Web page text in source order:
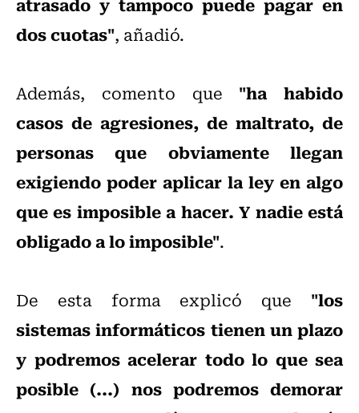
dos cuotas", añadió.
Además, comento que "ha habido
casos de agresiones, de maltrato, de
personas que obviamente llegan
exigiendo poder aplicar la ley en algo
que es imposible a hacer. Y nadie está
obligado a lo imposible".
De esta forma explicó que "los
sistemas informáticos tienen un plazo
y podremos acelerar todo lo que sea
posible (...) nos podremos demorar